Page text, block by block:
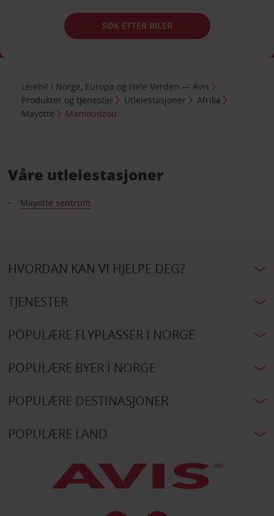
SØK ETTER BILER
Leiebil i Norge, Europa og Hele Verden — Avis
Produkter og tjenester
Utleiestasjoner
Afrika
Mayotte
Mamoudzou
Våre utleiestasjoner
Mayotte sentrum
HVORDAN KAN VI HJELPE DEG?
TJENESTER
POPULÆRE FLYPLASSER I NORGE
POPULÆRE BYER I NORGE
POPULÆRE DESTINASJONER
POPULÆRE LAND